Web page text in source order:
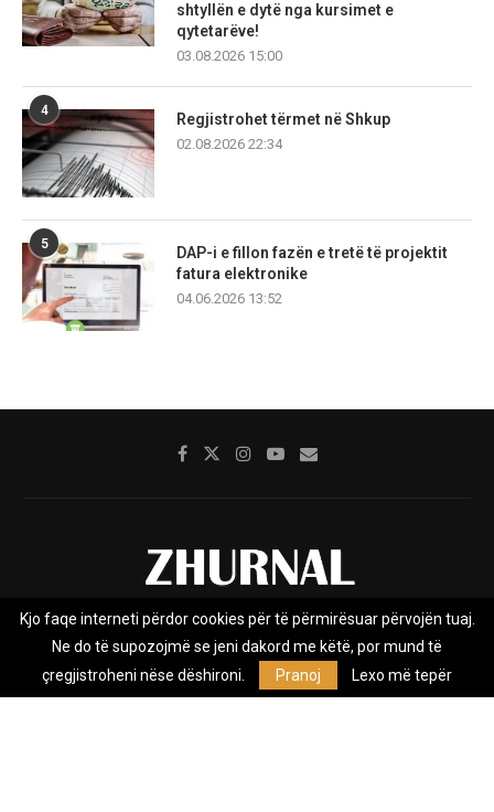
shtyllën e dytë nga kursimet e
qytetarëve!
03.08.2026 15:00
4
Regjistrohet tërmet në Shkup
02.08.2026 22:34
5
DAP-i e fillon fazën e tretë të projektit
fatura elektronike
04.06.2026 13:52
Rreth nesh Impresumi Marketing
Privacy Policy
Zhurnal.mk është Agjenci e Lajmeve e pavarur, e themeluar në vitin
Kjo faqe interneti përdor cookies për të përmirësuar përvojën tuaj.
Ne do të supozojmë se jeni dakord me këtë, por mund të
çregjistroheni nëse dëshironi.
Pranoj Lexo më tepër